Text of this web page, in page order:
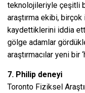
teknolojileriyle çeşitli
araştırma ekibi,
kaydettiklerini iddia
gölge adamlar
araştırmacılar yeni bir
7. Philip deneyi
Toronto Fiziksel